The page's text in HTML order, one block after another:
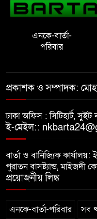
এনকে-বার্তা-
পরিবার
প্রকাশক ও সম্পাদক:
ঢাকা অফিস : সিটিহার্ট,
ই-মেইল::
বার্তা ও বানিজ্যিক
পুরাতন বাসষ্ট্যান্ড, মাইজদী
প্রয়োজনীয় লিঙ্ক
এনকে-বার্তা-পরিবার সব